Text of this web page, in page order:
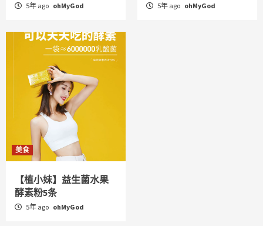
5年 ago ohMyGod 5年 ago ohMyGod
美食
【植小妹】益生菌水果
酵素粉5条
5年 ago ohMyGod